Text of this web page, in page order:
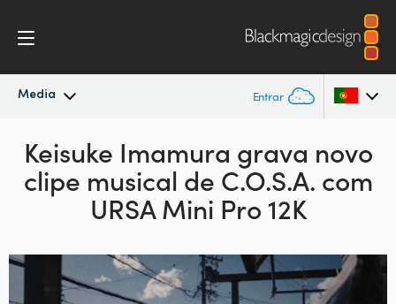
Media Entrar
Novidades
Arquivo
Argentina
Australia
Austria
Canada
Keisuke Imamura grava novo
clipe musical de C.O.S.A. com
URSA Mini Pro 12K